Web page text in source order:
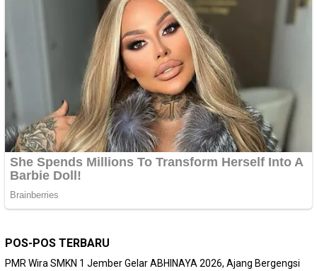
POS-POS TERBARU
PMR Wira SMKN 1 Jember Gelar ABHINAYA 2026, Ajang Bergengsi